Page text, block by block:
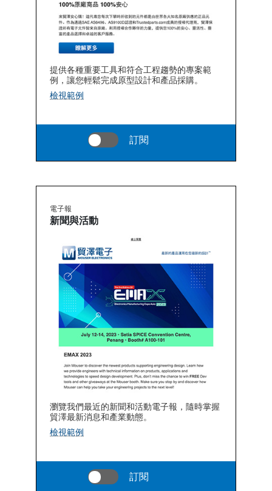
提供各種重要工具和符合工程趨勢的專案範
例，讓您輕鬆完成原型設計和產品採購。
檢視範例
訂閱
電子報
新聞與活動
瀏覽我們最近的新聞和活動電子報，隨時掌握
貿澤最新消息和產業動態。
檢視範例
訂閱